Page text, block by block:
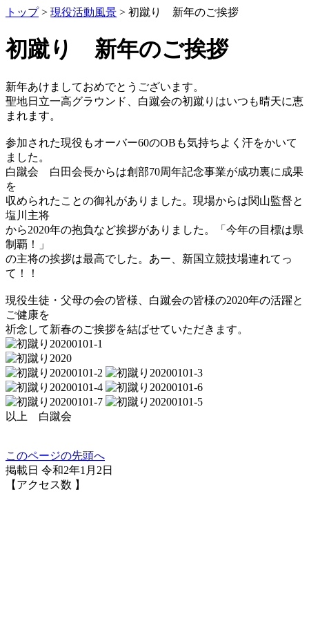
トップ> 現役活動風景 > 初蹴り 新年のご挨拶
初蹴り 新年のご挨拶
新年あけましておめでとうございます。
聖地日立一高グラウンド、白蹴会の初蹴りはいつも晴天に恵
まれます。
参加された現役もオーバー60のOBも気持ちよく汗をかいて
ました。
白蹴会 白田会長からは創部70周年記念事業が成功裏に成果
を
収められたことの御礼がありました。現場からは関山監督と
塩川主将
から2020年の抱負など挨拶がありました。「今年の目標は県
制覇！」
の主将の挨拶は最高でした。あー、新国立競技場連れてっ
て！！
現役生徒・父母の会の皆様、白蹴会の皆様の2020年の活躍と
ご健康を
祈念して新春のご挨拶を結ばせていただきます。
以上 白蹴会
このページの先頭へ
掲載日 令和2年1月2日
【アクセス数 】